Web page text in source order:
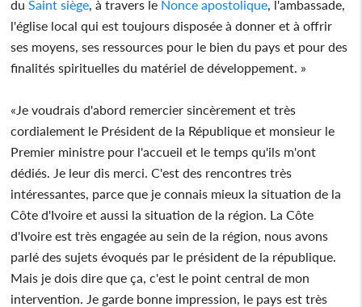
du Saint siège , à travers le Nonce apostolique , l'ambassade,
l'église local qui est toujours disposée à donner et à offrir
ses moyens, ses ressources pour le bien du pays et pour des
finalités spirituelles du matériel de développement. »
«Je voudrais d'abord remercier sincèrement et très
cordialement le Président de la République et monsieur le
Premier ministre pour l'accueil et le temps qu'ils m'ont
dédiés. Je leur dis merci. C'est des rencontres très
intéressantes, parce que je connais mieux la situation de la
Côte d'Ivoire et aussi la situation de la région. La Côte
d'Ivoire est très engagée au sein de la région, nous avons
parlé des sujets évoqués par le président de la république.
Mais je dois dire que ça, c'est le point central de mon
intervention. Je garde bonne impression, le pays est très